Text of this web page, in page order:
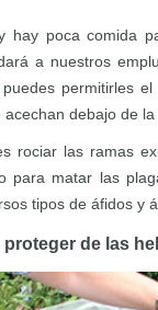
hay poca comida
a nuestros
permitirles
debajo de
rociar las ramas
para matar las
tipos de áfidos y
de las